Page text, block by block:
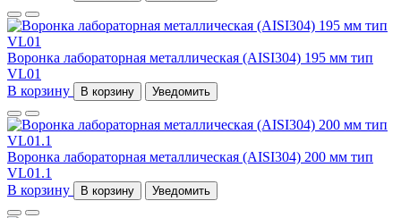
Воронка лабораторная металлическая (AISI304) 195 мм тип
VL01
В корзину
В корзину Уведомить
Воронка лабораторная металлическая (AISI304) 200 мм тип
VL01.1
В корзину
В корзину Уведомить